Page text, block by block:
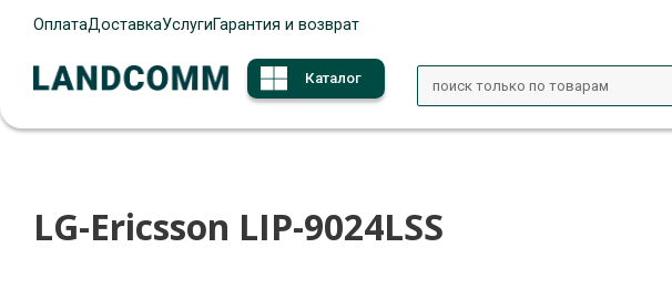
ОплатаДоставкаУслугиГарантия и возврат
Каталог
LG-Ericsson LIP-9024LSS